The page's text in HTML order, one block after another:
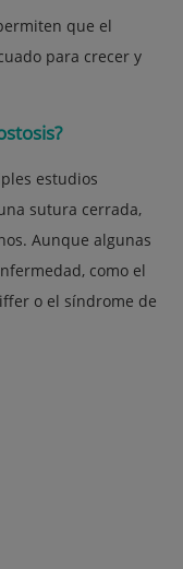
que el
para crecer y
estudios
sutura cerrada,
Aunque algunas
como el
o el síndrome de